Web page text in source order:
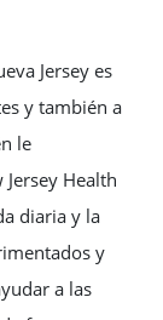
Jersey es
y también a
le
Health
diaria y la
y
a las